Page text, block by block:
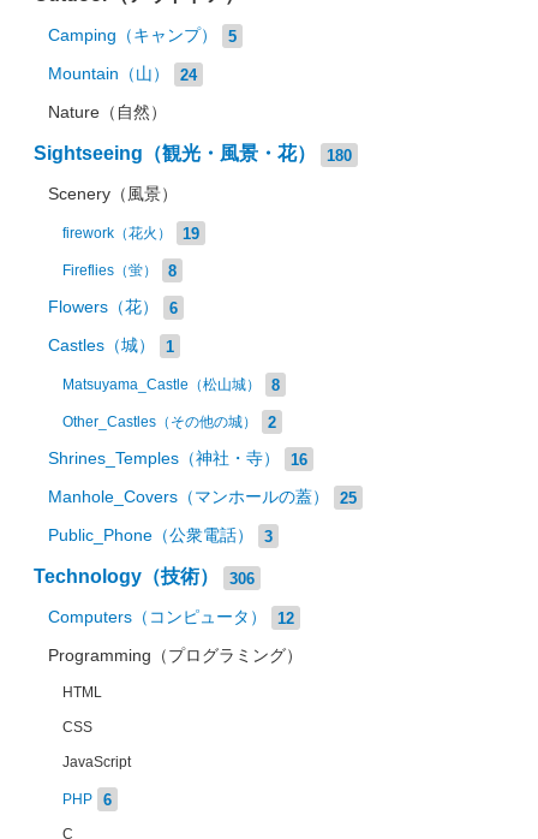
Camping（キャンプ） 5
Mountain（山） 24
Nature（自然）
Sightseeing（観光・風景・花） 180
Scenery（風景）
firework（花火） 19
Fireflies（蛍） 8
Flowers（花） 6
Castles（城） 1
Matsuyama_Castle（松山城） 8
Other_Castles（その他の城） 2
Shrines_Temples（神社・寺） 16
Manhole_Covers（マンホールの蓋） 25
Public_Phone（公衆電話） 3
Technology（技術） 306
Computers（コンピュータ） 12
Programming（プログラミング）
HTML
CSS
JavaScript
PHP 6
C